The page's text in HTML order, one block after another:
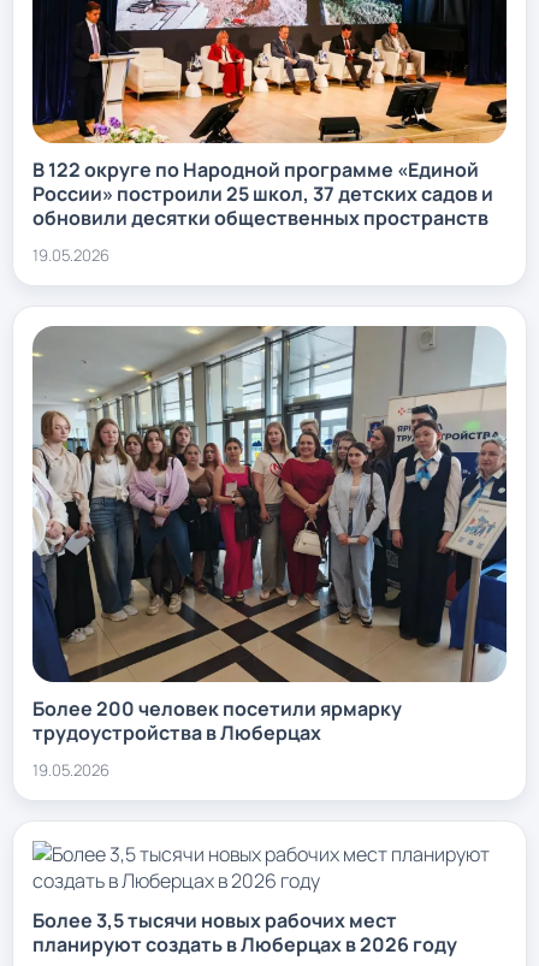
В 122 округе по Народной программе «Единой
России» построили 25 школ, 37 детских садов и
обновили десятки общественных пространств
19.05.2026
Более 200 человек посетили ярмарку
трудоустройства в Люберцах
19.05.2026
Более 3,5 тысячи новых рабочих мест
планируют создать в Люберцах в 2026 году